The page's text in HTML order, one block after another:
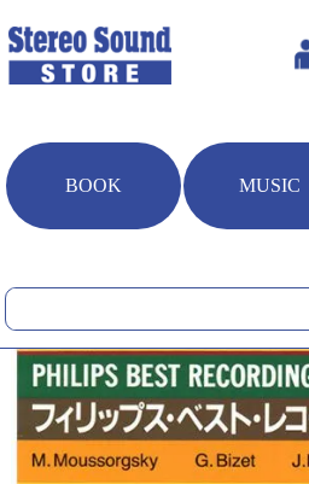
BOOK MUSIC